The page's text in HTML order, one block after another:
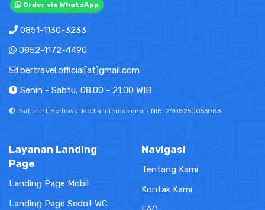
Order via WhatsApp
0851-1130-3233
0852-1172-4490
bertravel.official[at]gmail.com
Senin - Sabtu, 08.00 - 21.00 WIB
Part of PT Bertravel Media Internasional · NIB: 2908250053083
Layanan Landing
Page
Landing Page Mobil
Landing Page Sedot WC
Navigasi
Tentang Kami
Kontak Kami